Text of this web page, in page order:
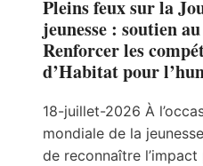
Pleins feux sur la
jeunesse : soutien
Renforcer les
d’Habitat pour
18-juillet-2026 À
mondiale de la
de reconnaître